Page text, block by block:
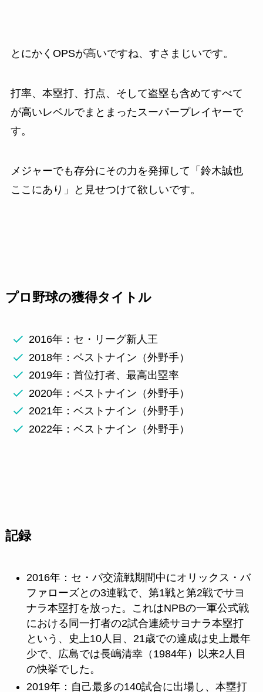
とにかくOPSが高いですね、すさまじいです。
打率、本塁打、打点、そして盗塁も含めてすべて
が高いレベルでまとまったスーパープレイヤーで
す。
メジャーでも存分にその力を発揮して「鈴木誠也
ここにあり」と見せつけて欲しいです。
プロ野球の獲得タイトル
2016年：セ・リーグ新人王
2018年：ベストナイン（外野手）
2019年：首位打者、最高出塁率
2020年：ベストナイン（外野手）
2021年：ベストナイン（外野手）
2022年：ベストナイン（外野手）
記録
2016年：セ・パ交流戦期間中にオリックス・バ
ファローズとの3連戦で、第1戦と第2戦でサヨ
ナラ本塁打を放った。これはNPBの一軍公式戦
における同一打者の2試合連続サヨナラ本塁打
という、史上10人目、21歳での達成は史上最年
少で、広島では長嶋清幸（1984年）以来2人目
の快挙でした。
2019年：自己最多の140試合に出場し、本塁打